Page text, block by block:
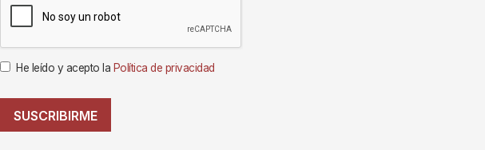
He leído y acepto la Política de privacidad
SUSCRIBIRME